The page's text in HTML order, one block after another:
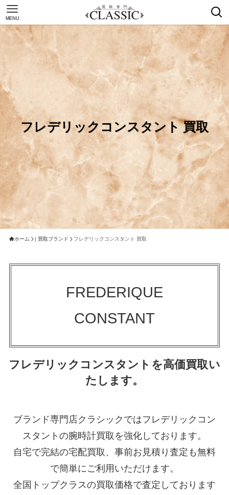
MENU
フレデリックコンスタント 買取
ホーム | 買取ブランド フレデリックコンスタント 買取
FREDERIQUE
CONSTANT
フレデリックコンスタントを高価買取い
たします。
ブランド専門店クラシックではフレデリックコン
スタントの腕時計買取を強化しております。
自宅で完結の宅配買取、事前お見積り査定も無料
で簡単にご利用いただけます。
全国トップクラスの買取価格で査定しております